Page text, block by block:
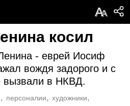
АА
косил
- еврей Иосиф
вождя задорого и с
вызвали в НКВД.
персоналии
художники